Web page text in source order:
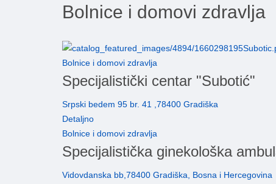
Bolnice i domovi zdravlja
Bolnice i domovi zdravlja
Specijalistički centar "Subotić"
Srpski bedem 95 br. 41 ,78400 Gradiška
Detaljno
Bolnice i domovi zdravlja
Specijalistička ginekološka
Vidovdanska bb,78400 Gradiška, Bosna i Hercegovina